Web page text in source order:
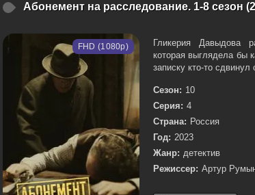
Абонемент на расследование. 1-8 сезон
FHD (1080p)
Гликерия Давыдова
которая выглядела бы
записку кто-то
Сезон: 10
Серия: 4
Страна: Россия
Год: 2023
Жанр: детектив
Режиссер: Артур